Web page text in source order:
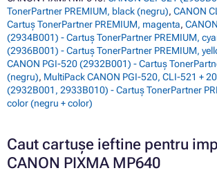
TonerPartner PREMIUM, black (negru), CANON
Cartuș TonerPartner PREMIUM, magenta,
(2934B001) - Cartuș TonerPartner PREMIUM,
(2936B001) - Cartuș TonerPartner PREMIUM,
CANON PGI-520 (2932B001) - Cartuș
(negru), MultiPack CANON PGI-520, CLI-521 +
(2932B001, 2933B010) - Cartuș TonerPartner
color (negru + color)
Caut cartușe ieftine pentru
CANON PIXMA MP640